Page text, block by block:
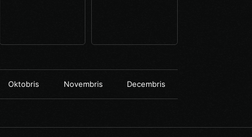
Oktobris Novembris Decembris